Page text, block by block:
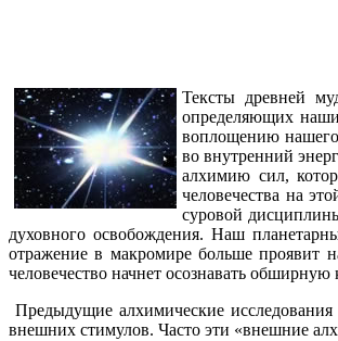
Тексты древней
определяющих
воплощению нашего
во внутренний
алхимию сил,
человечества на
суровой
духовного освобождения. Наш
отражение в макромире больше
человечество начнет осознавать
Предыдущие алхимические
внешних стимулов. Часто эти «внешние